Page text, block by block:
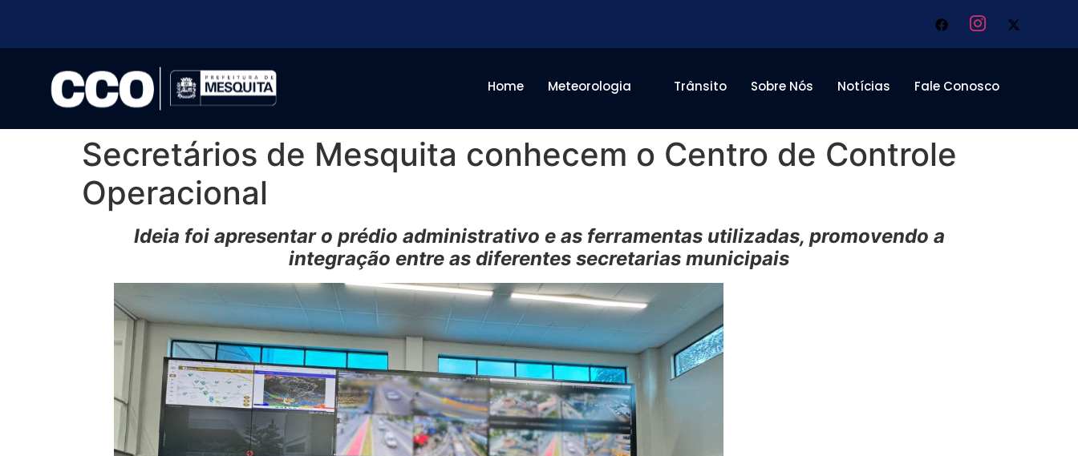
Home Meteorologia Trânsito Sobre Nós Notícias Fale Conosco
Secretários de Mesquita conhecem o Centro de Controle
Operacional
Ideia foi apresentar o prédio administrativo e as ferramentas utilizadas, promovendo a
integração entre as diferentes secretarias municipais